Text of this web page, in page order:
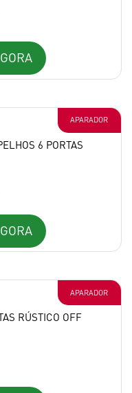
APARADOR
6 PORTAS
APARADOR
RÚSTICO OFF